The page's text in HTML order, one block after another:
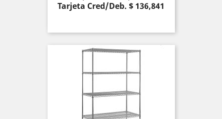
Tarjeta Cred/Deb. $ 136,841